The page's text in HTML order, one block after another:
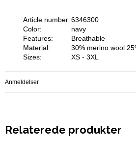
Article number:6346300
Color:
navy
Features:
Breathable
Material:
30% merino wool
Sizes:
XS - 3XL
Anmeldelser
Relaterede produkter